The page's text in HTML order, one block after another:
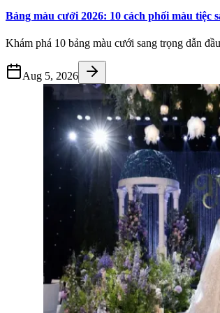
Bảng màu cưới 2026: 10 cách phối màu tiệc
Khám phá 10 bảng màu cưới sang trọng dẫn
Aug 5, 2026